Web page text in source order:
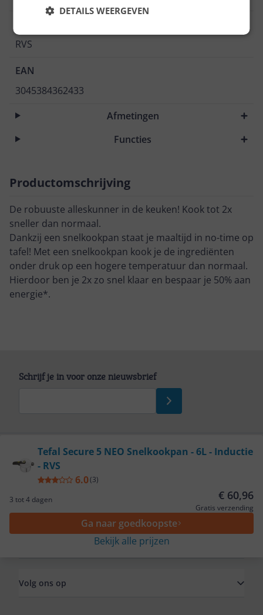
RVS
EAN
3045384362433
Afmetingen
Functies
Productomschrijving
De robuuste alleskunner in de keuken! Kook tot 2x
sneller dan normaal.
Dankzij een snelkookpan staat je maaltijd in no-time op
tafel! Met een snelkookpan kook je de ingrediënten
onder druk op een hogere temperatuur dan normaal.
Hierdoor ben je 2x zo snel klaar en bespaar je 50% aan
energie*.
Tefal Secure 5 NEO Snelkookpan - 6L - Inductie
- RVS
6.0(3)
3 tot 4 dagen
€ 60,96
Gratis verzending
Ga naar goedkoopste
Bekijk alle prijzen
Schrijf je in voor onze nieuwsbrief
Service
Algemeen
Volg ons op
DETAILS WEERGEVEN